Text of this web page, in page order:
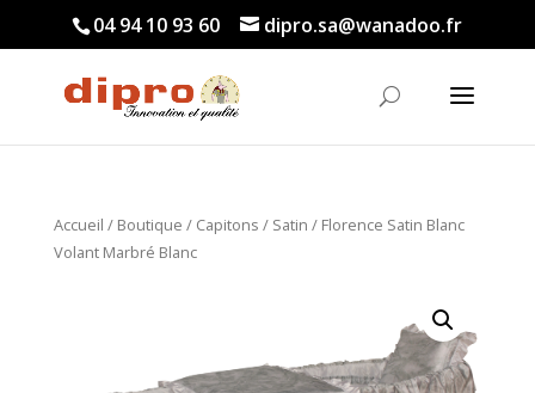
04 94 10 93 60 dipro.sa@wanadoo.fr
Accueil / Boutique / Capitons / Satin / Florence Satin Blanc
Volant Marbré Blanc